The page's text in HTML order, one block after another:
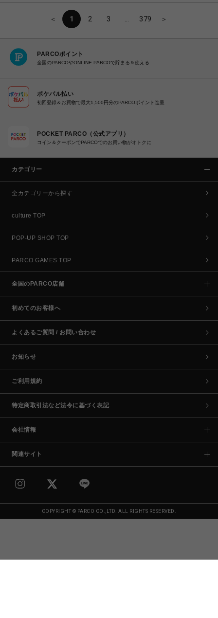
＜ 1 2 3 379 ＞
PARCOポイント
全国のPARCOやONLINE PARCOで貯まる＆使える
ポケパル払い
初回登録＆お買物で最大1,500円分のPARCOポイント進呈
POCKET PARCO（公式アプリ）
コイン＆クーポンでPARCOでのお買い物がオトクに
カテゴリー
全カテゴリーから探す
culture TOP
POP-UP SHOP TOP
PARCO GAMES TOP
全国のPARCO店舗
初めてのお客様へ
よくあるご質問 / お問い合わせ
お知らせ
ご利用規約
特定商取引法など法令に基づく表記
会社情報
関連サイト
COPYRIGHT © PARCO CO.,LTD. ALL RIGHTS RESERVED.